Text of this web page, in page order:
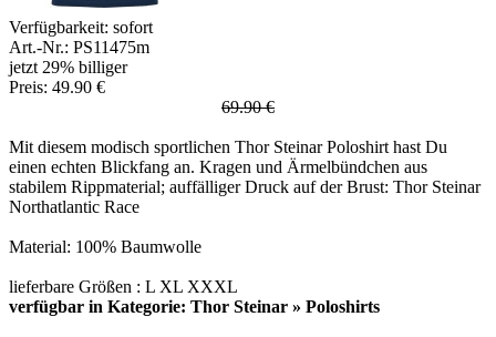
Verfügbarkeit: sofort
Art.-Nr.: PS11475m
jetzt 29% billiger
Preis: 49.90 €
69.90 €
Mit diesem modisch sportlichen Thor Steinar Poloshirt hast Du
einen echten Blickfang an. Kragen und Ärmelbündchen aus
stabilem Rippmaterial; auffälliger Druck auf der Brust: Thor Steinar
Northatlantic Race
Material: 100% Baumwolle
lieferbare Größen : L XL XXXL
verfügbar in Kategorie: Thor Steinar » Poloshirts